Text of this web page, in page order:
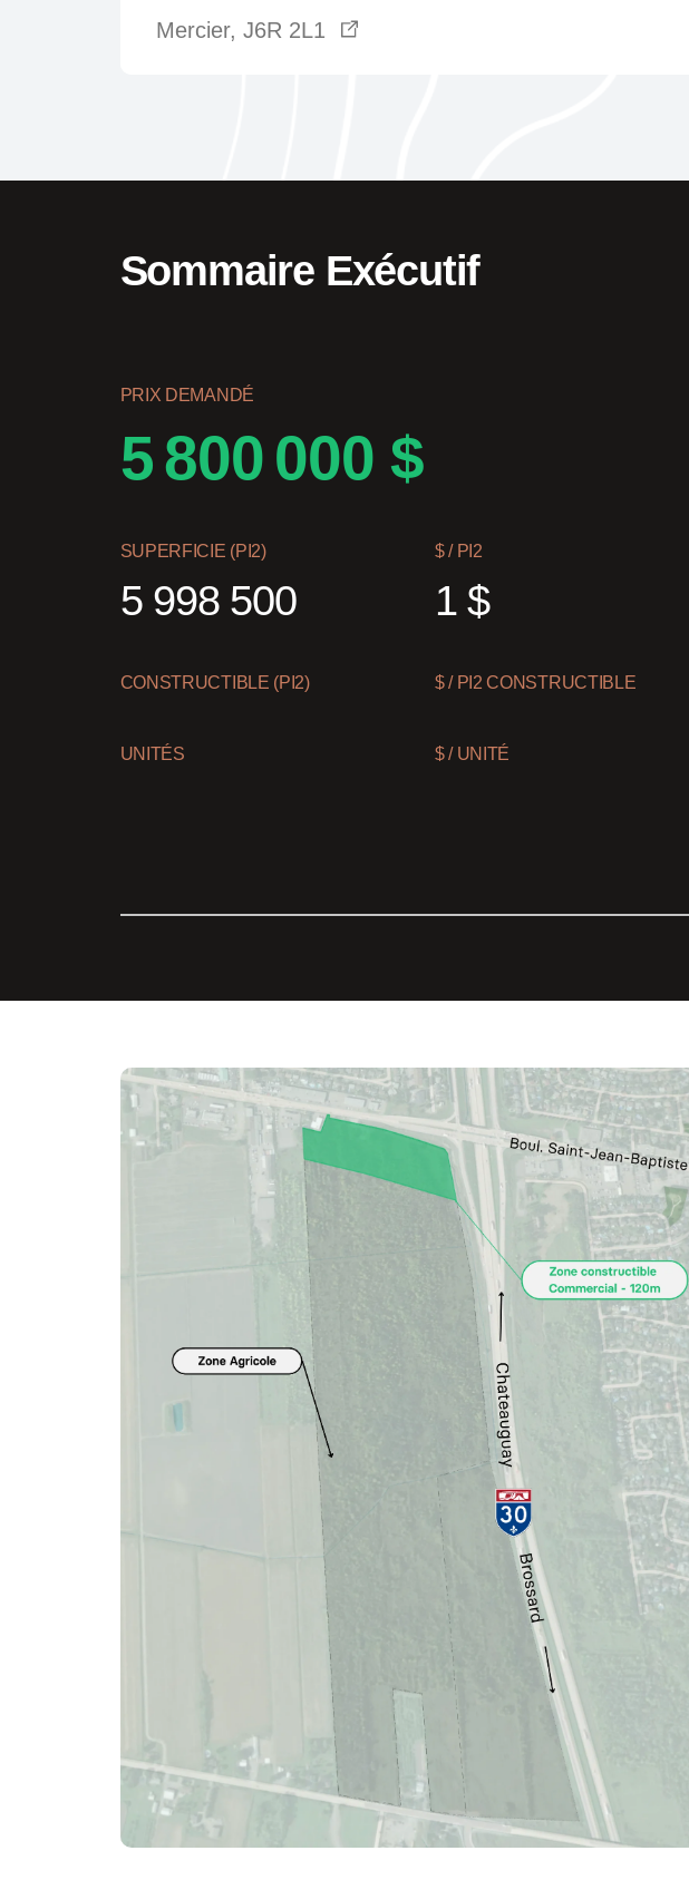
Mercier, J6R 2L1
Sommaire Exécutif
PRIX DEMANDÉ
5 800 000 $
SUPERFICIE (PI2)
5 998 500
CONSTRUCTIBLE (PI2)
UNITÉS
$ / PI2
1 $
$ / PI2 CONSTRUCTIBLE
$ / UNITÉ